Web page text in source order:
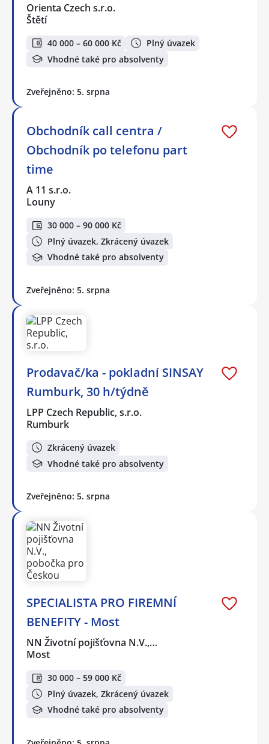
Orienta Czech s.r.o.
Štětí
40 000 – 60 000 Kč
Plný úvazek
Vhodné také pro absolventy
Zveřejněno: 5. srpna
Obchodník call centra /
Obchodník po telefonu part
time
A 11 s.r.o.
Louny
30 000 – 90 000 Kč
Plný úvazek, Zkrácený úvazek
Vhodné také pro absolventy
Zveřejněno: 5. srpna
Prodavač/ka - pokladní SINSAY
Rumburk, 30 h/týdně
LPP Czech Republic, s.r.o.
Rumburk
Zkrácený úvazek
Vhodné také pro absolventy
Zveřejněno: 5. srpna
SPECIALISTA PRO FIREMNÍ
BENEFITY - Most
NN Životní pojišťovna N.V.,…
Most
30 000 – 59 000 Kč
Plný úvazek, Zkrácený úvazek
Vhodné také pro absolventy